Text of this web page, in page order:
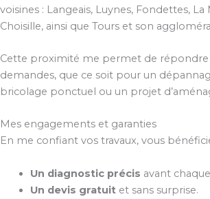
voisines : Langeais, Luynes, Fondettes,
Choisille, ainsi que Tours et son
Cette proximité me permet de répondre
demandes, que ce soit pour un
bricolage ponctuel ou un projet
Mes engagements et garanties
En me confiant vos travaux, vous
Un diagnostic précis avant
Un devis gratuitet sans surprise.